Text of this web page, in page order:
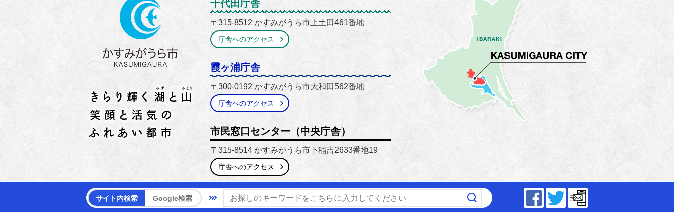
サイト内検索 Google検索 FacebookTwitter
かすみがうら市
千代田庁舎
〒315-8512 かすみがうら市上土田461番地
庁舎へのアクセス
霞ヶ浦庁舎
〒300-0192 かすみがうら市大和田562番地
庁舎へのアクセス
市民窓口センター（中央庁舎）
〒315-8514 かすみがうら市下稲吉2633番地19
庁舎へのアクセス
【電話番号】0299-59-2111 / 029-897-1111
【開庁時間】8時30分～17時15分（平日）
【窓口延長】市民窓口センター（中央庁舎）のみ毎週木曜日 17時15分～19時（祝日は除く）